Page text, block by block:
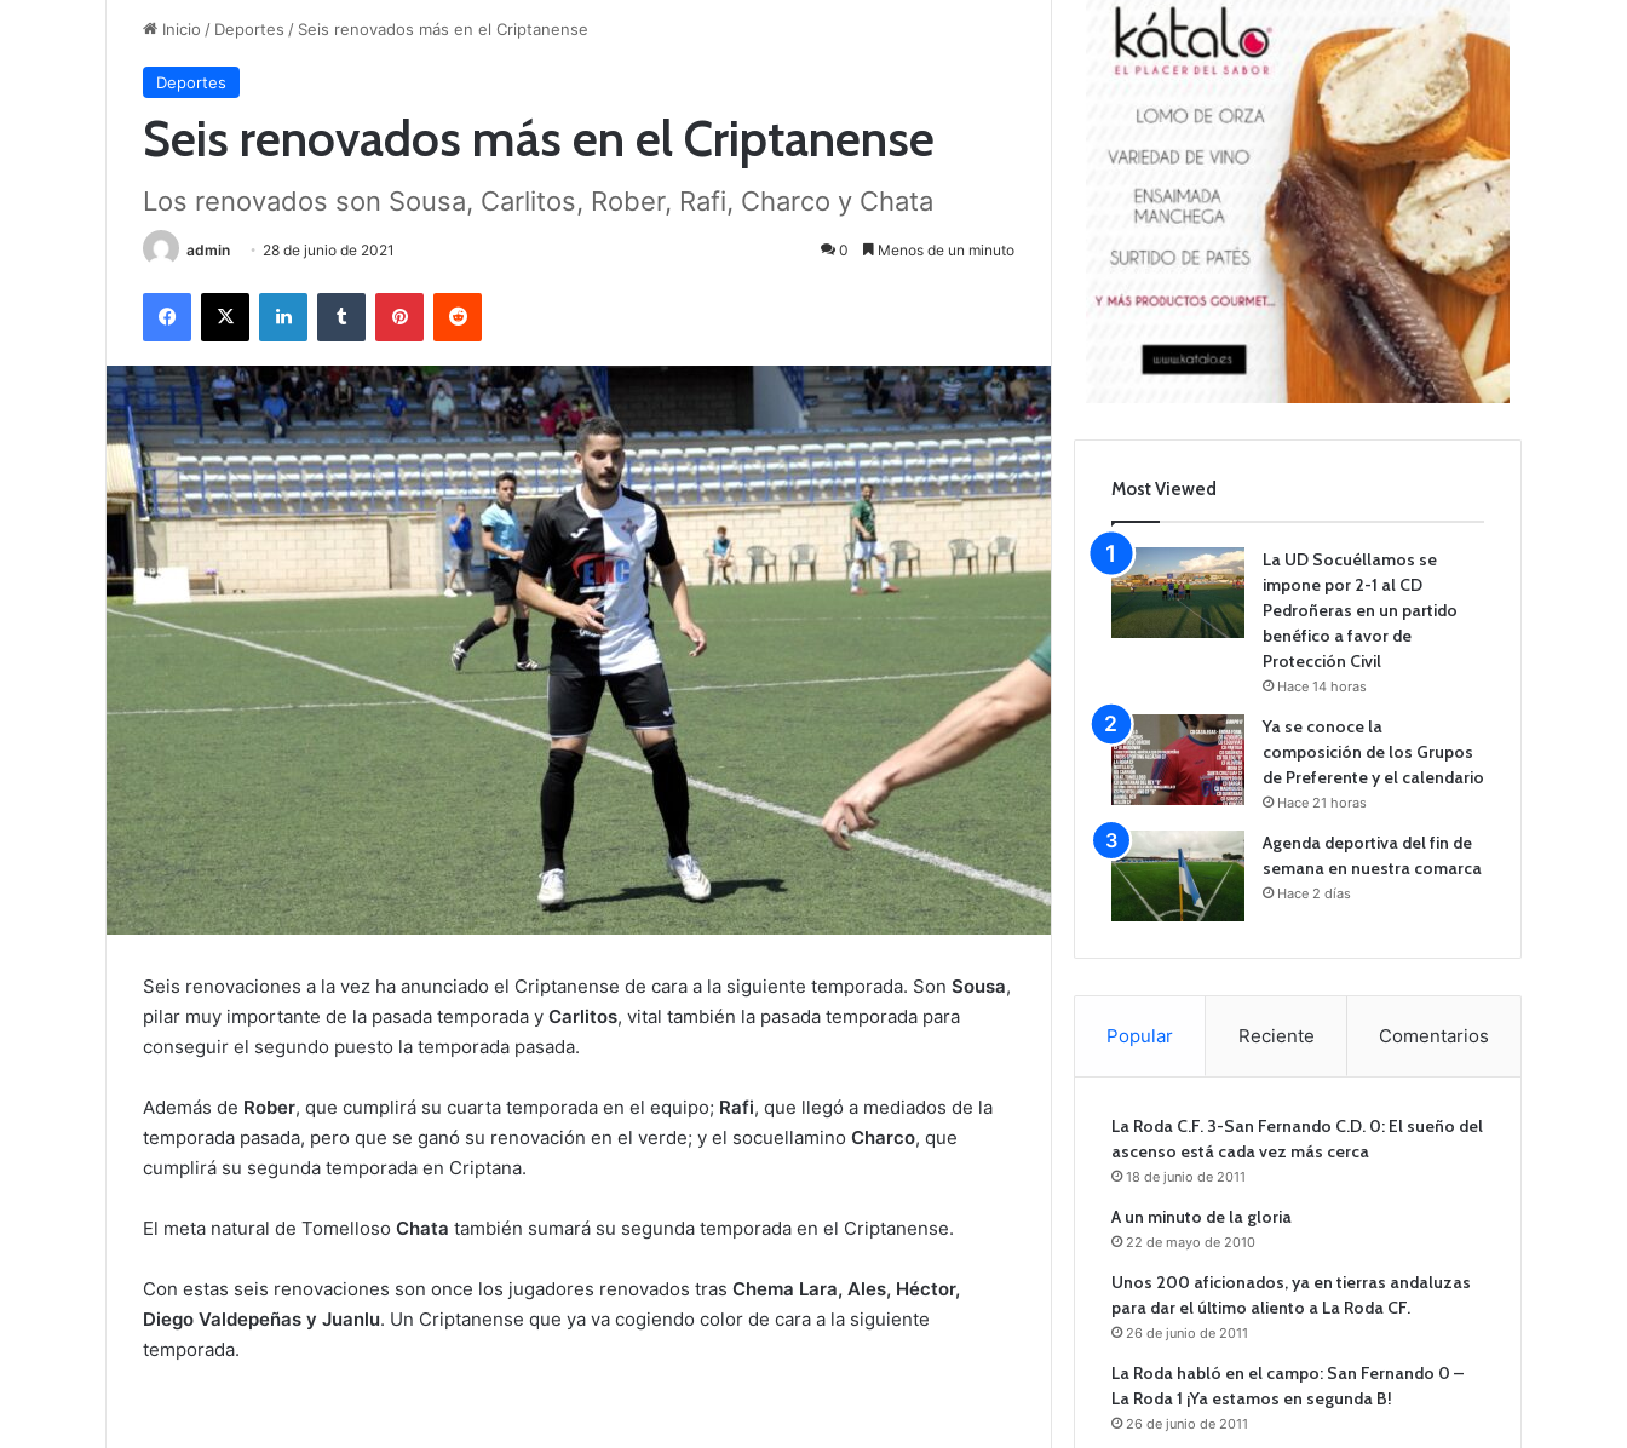
Inicio / Deportes / Seis renovados más en el Criptanense
Deportes
Seis renovados más en el Criptanense
Los renovados son Sousa, Carlitos, Rober, Rafi, Charco y Chata
admin 28 de junio de 2021 0 Menos de un minuto
Seis renovaciones a la vez ha anunciado el Criptanense de cara a la siguiente temporada. Son Sousa,
pilar muy importante de la pasada temporada y Carlitos, vital también la pasada temporada para
conseguir el segundo puesto la temporada pasada.
Además de Rober, que cumplirá su cuarta temporada en el equipo; Rafi, que llegó a mediados de la
temporada pasada, pero que se ganó su renovación en el verde; y el socuellamino Charco, que
cumplirá su segunda temporada en Criptana.
El meta natural de Tomelloso Chata también sumará su segunda temporada en el Criptanense.
Con estas seis renovaciones son once los jugadores renovados tras Chema Lara, Ales, Héctor,
Diego Valdepeñas y Juanlu. Un Criptanense que ya va cogiendo color de cara a la siguiente
temporada.
Most Viewed
La UD Socuéllamos se
impone por 2-1 al CD
Pedroñeras en un partido
benéfico a favor de
Protección Civil
Hace 14 horas
Ya se conoce la
composición de los Grupos
de Preferente y el calendario
Hace 21 horas
Agenda deportiva del fin de
semana en nuestra comarca
Hace 2 días
Popular Reciente Comentarios
La Roda C.F. 3-San Fernando C.D. 0: El sueño del
ascenso está cada vez más cerca
18 de junio de 2011
A un minuto de la gloria
22 de mayo de 2010
Unos 200 aficionados, ya en tierras andaluzas
para dar el último aliento a La Roda CF.
26 de junio de 2011
La Roda habló en el campo: San Fernando 0 –
La Roda 1 ¡Ya estamos en segunda B!
26 de junio de 2011